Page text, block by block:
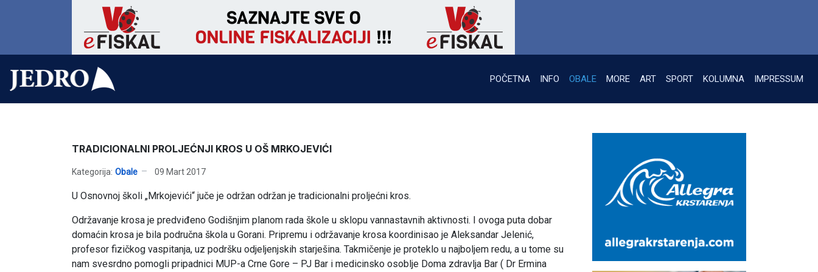
POČETNA INFO OBALE MORE ART SPORT KOLUMNA IMPRESSUM
TRADICIONALNI PROLJEĆNJI KROS U OŠ MRKOJEVIĆI
Kategorija: Obale 09 Mart 2017
U Osnovnoj školi „Mrkojevići“ juče je održan održan je tradicionalni proljećni kros.
Održavanje krosa je predviđeno Godišnjim planom rada škole u sklopu vannastavnih aktivnosti. I ovoga puta dobar
domaćin krosa je bila područna škola u Gorani. Pripremu i održavanje krosa koordinisao je Aleksandar Jelenić,
profesor fizičkog vaspitanja, uz podršku odjeljenjskih starješina. Takmičenje je proteklo u najboljem redu, a u tome su
nam svesrdno pomogli pripadnici MUP-a Crne Gore – PJ Bar i medicinsko osoblje Doma zdravlja Bar ( Dr Ermina